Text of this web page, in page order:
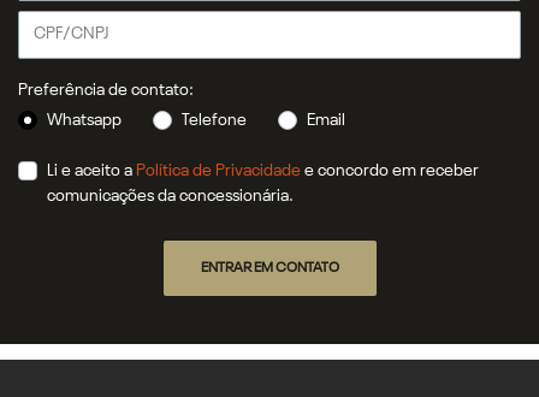
Preferência de contato:
Whatsapp
Telefone Email
Li e aceito a Política de Privacidade e concordo em receber
comunicações da concessionária.
ENTRAR EM CONTATO